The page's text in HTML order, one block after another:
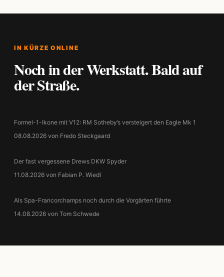
IN KÜRZE ONLINE
Noch in der Werkstatt. Bald auf
der Straße.
Formel-1-Ikone mit V12: RM Sotheby’s versteigert den Eagle Mk 1
08.08.2026 von Fredo Steckgaard
Der fast vergessene Drews DKW Spyder
11.08.2026 von Fabian P. Wiedl
Als Spa-Francorchamps noch durch die Vorgärten führte
14.08.2026 von Tom Schwede